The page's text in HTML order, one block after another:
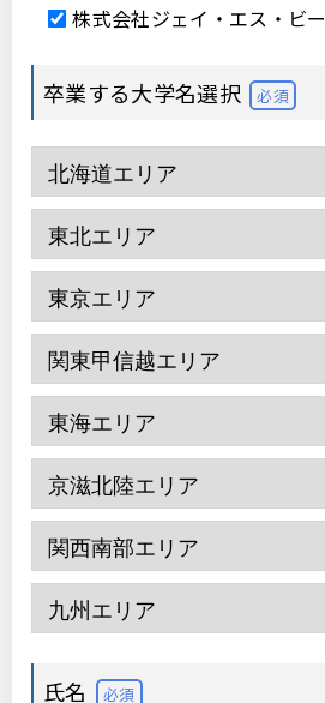
株式会社ジェイ・エス・ビー
卒業する大学名選択 必須
氏名 必須